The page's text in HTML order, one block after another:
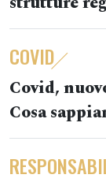
COVID
Covid,
Cosa